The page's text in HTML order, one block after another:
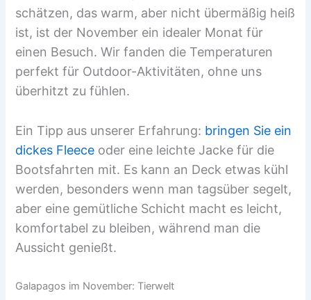
schätzen, das warm, aber nicht übermäßig heiß
ist, ist der November ein idealer Monat für
einen Besuch. Wir fanden die Temperaturen
perfekt für Outdoor-Aktivitäten, ohne uns
überhitzt zu fühlen.
Ein Tipp aus unserer Erfahrung: bringen Sie ein
dickes Fleece oder eine leichte Jacke für die
Bootsfahrten mit. Es kann an Deck etwas kühl
werden, besonders wenn man tagsüber segelt,
aber eine gemütliche Schicht macht es leicht,
komfortabel zu bleiben, während man die
Aussicht genießt.
Galapagos im November: Tierwelt